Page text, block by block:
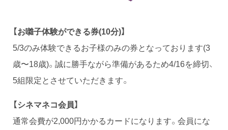
【お囃子体験ができる券(10分)】
5/3のみ体験できるお子様のみの券となっております(3
歳〜18歳)。誠に勝手ながら準備があるため4/16を締切、
5組限定とさせていただきます。
【シネマネコ会員】
通常会費が2,000円かかるカードになります。会員にな